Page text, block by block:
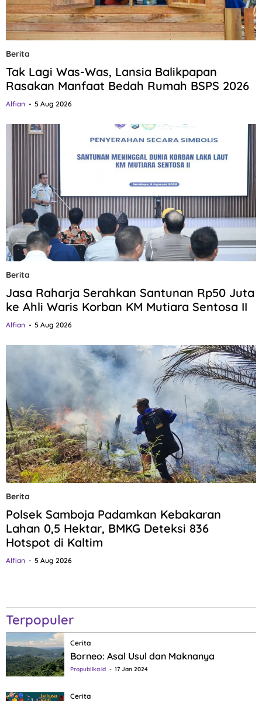
Berita
Tak Lagi Was-Was, Lansia Balikpapan
Rasakan Manfaat Bedah Rumah BSPS 2026
Alfian 5 Aug 2026
Berita
Jasa Raharja Serahkan Santunan Rp50 Juta
ke Ahli Waris Korban KM Mutiara Sentosa II
Alfian 5 Aug 2026
Berita
Polsek Samboja Padamkan Kebakaran
Lahan 0,5 Hektar, BMKG Deteksi 836
Hotspot di Kaltim
Alfian 5 Aug 2026
Terpopuler
Cerita
Borneo: Asal Usul dan Maknanya
Propublika.id 17 Jan 2024
Cerita